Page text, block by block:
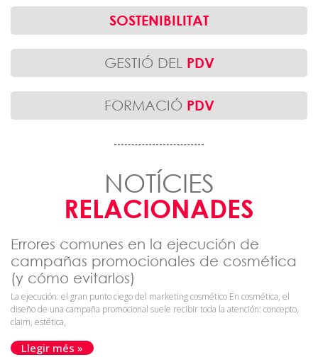
SOSTENIBILITAT
GESTIÓ DEL PDV
FORMACIÓ PDV
NOTÍCIES
RELACIONADES
Errores comunes en la ejecución de
campañas promocionales de cosmética
(y cómo evitarlos)
La ejecución: el gran punto ciego del marketing cosmético En cosmética, el
diseño de una campaña promocional suele recibir toda la atención: concepto,
claim, estética,
Llegir més »